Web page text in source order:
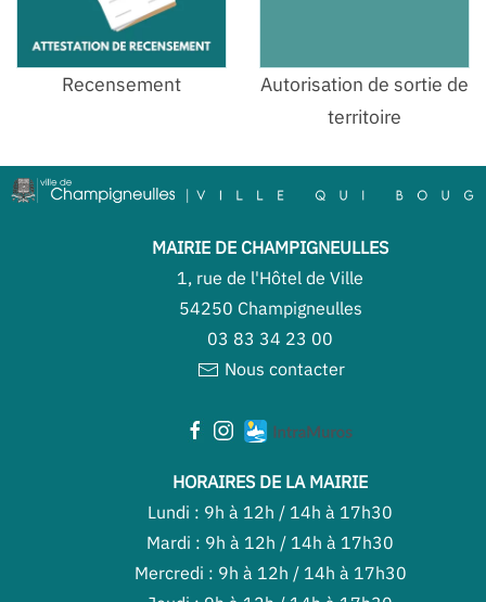
Recensement
Autorisation de sortie de
territoire
MAIRIE DE CHAMPIGNEULLES
1, rue de l'Hôtel de Ville
54250 Champigneulles
03 83 34 23 00
Nous contacter
HORAIRES DE LA MAIRIE
Lundi : 9h à 12h / 14h à 17h30
Mardi : 9h à 12h / 14h à 17h30
Mercredi : 9h à 12h / 14h à 17h30